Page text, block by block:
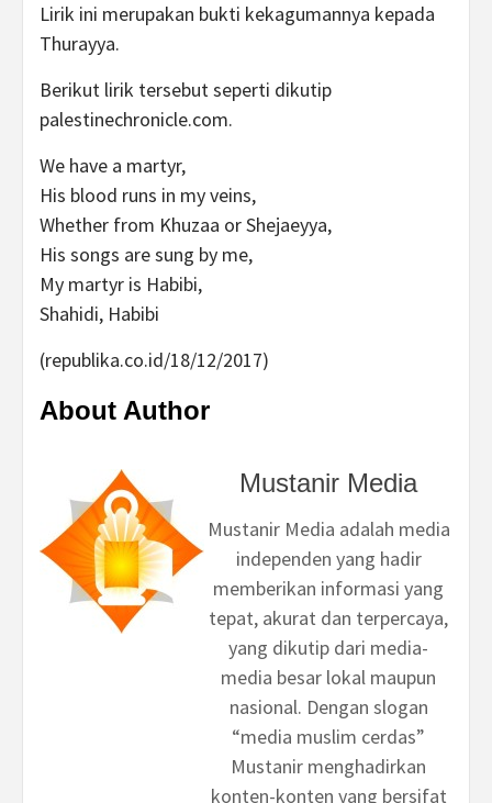
Lirik ini merupakan bukti kekagumannya kepada
Thurayya.
Berikut lirik tersebut seperti dikutip
palestinechronicle.com.
We have a martyr,
His blood runs in my veins,
Whether from Khuzaa or Shejaeyya,
His songs are sung by me,
My martyr is Habibi,
Shahidi, Habibi
(republika.co.id/18/12/2017)
About Author
Mustanir Media
Mustanir Media adalah media
independen yang hadir
memberikan informasi yang
tepat, akurat dan terpercaya,
yang dikutip dari media-
media besar lokal maupun
nasional. Dengan slogan
“media muslim cerdas”
Mustanir menghadirkan
konten-konten yang bersifat